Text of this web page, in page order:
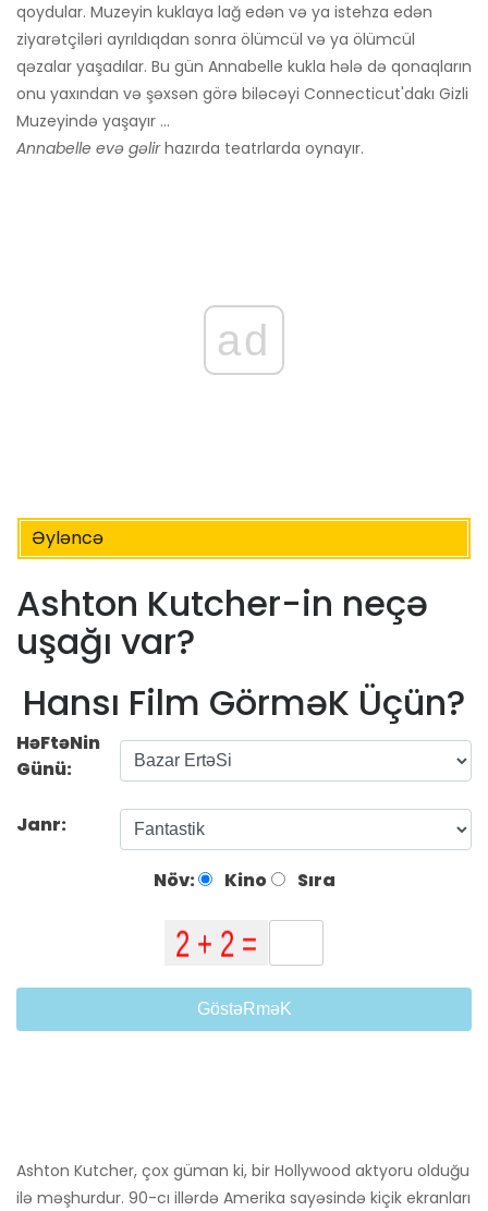
qoydular. Muzeyin kuklaya lağ edən və ya istehza edən
ziyarətçiləri ayrıldıqdan sonra ölümcül və ya ölümcül
qəzalar yaşadılar. Bu gün Annabelle kukla hələ də qonaqların
onu yaxından və şəxsən görə biləcəyi Connecticut'dakı Gizli
Muzeyində yaşayır ...
Annabelle evə gəlirhazırda teatrlarda oynayır.
ad
Əyləncə
Ashton Kutcher-in neçə
uşağı var?
Hansı Film GörməK Üçün?
HəFtəNin
Günü:
Janr:
Növ: Kino Sıra
GöstəRməK
Ashton Kutcher, çox güman ki, bir Hollywood aktyoru olduğu
ilə məşhurdur. 90-cı illərdə Amerika sayəsində kiçik ekranları